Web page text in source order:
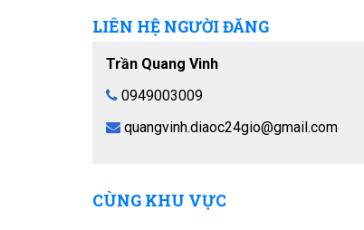
LIÊN HỆ NGƯỜI ĐĂNG
Trần Quang Vinh
0949003009
quangvinh.diaoc24gio@gmail.com
CÙNG KHU VỰC